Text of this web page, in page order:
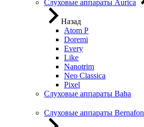
Слуховые аппараты Aurica
Назад
Atom P
Doremi
Every
Like
Nanotrim
Neo Classica
Pixel
Слуховые аппараты Baha
Слуховые аппараты Bernafon